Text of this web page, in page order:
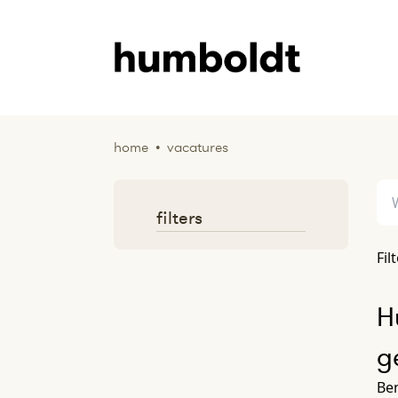
home • vacatures
filters